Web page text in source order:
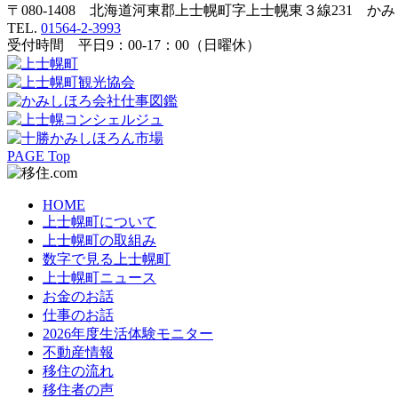
〒080-1408 北海道河東郡上士幌町字上士幌東３線231 かみ
TEL. 01564-2-3993
受付時間 平日9：00-17：00（日曜休）
PAGE Top
HOME
上士幌町について
上士幌町の取組み
数字で見る上士幌町
上士幌町ニュース
お金のお話
仕事のお話
2026年度生活体験モニター
不動産情報
移住の流れ
移住者の声